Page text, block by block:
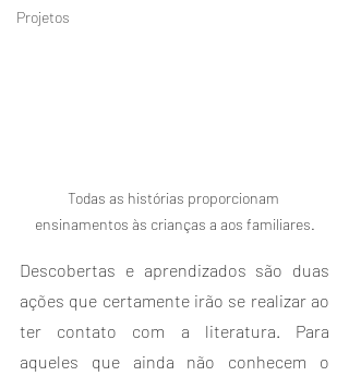
Projetos
Todas as histórias proporcionam
ensinamentos às crianças a aos familiares.
Descobertas e aprendizados são duas
ações que certamente irão se realizar ao
ter contato com a literatura. Para